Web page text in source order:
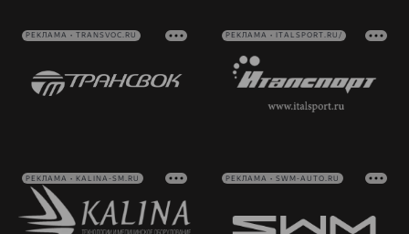
РЕКЛАМА • TRANSVOC.RU РЕКЛАМА • ITALSPORT.RU/
РЕКЛАМА • KALINA-SM.RU РЕКЛАМА • SWM-AUTO.RU